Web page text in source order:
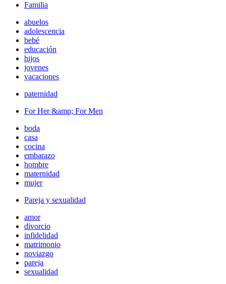
Familia
abuelos
adolescencia
bebé
educación
hijos
jovenes
vacaciones
paternidad
For Her &amp; For Men
boda
casa
cocina
embarazo
hombre
maternidad
mujer
Pareja y sexualidad
amor
divorcio
infidelidad
matrimonio
noviazgo
pareja
sexualidad